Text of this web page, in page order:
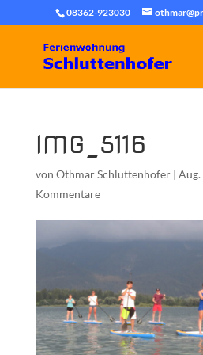
08362-923030
IMG_5116
von Othmar Schluttenhofer|
Kommentare